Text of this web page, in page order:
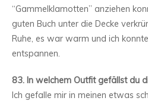
“Gammelklamotten” anziehen
guten Buch unter die Decke
Ruhe, es war warm und ich
entspannen.
83. In welchem Outfit gefällst du
Ich gefalle mir in meinen etwas